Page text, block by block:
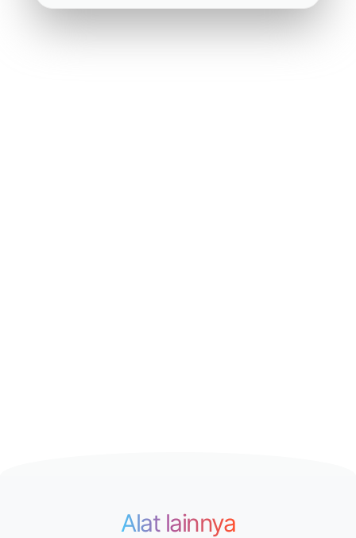
Alat lainnya